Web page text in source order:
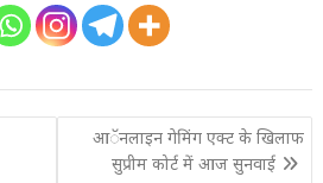
आॅनलाइन गेमिंग एक्ट के खिलाफ
सुप्रीम कोर्ट में आज सुनवाई